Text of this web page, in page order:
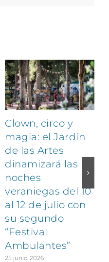
Clown, circo y
magia: el Jardín
de las Artes
dinamizará las
noches
veraniegas del 10
al 12 de julio con
su segundo
“Festival
Ambulantes”
25 junio, 2026